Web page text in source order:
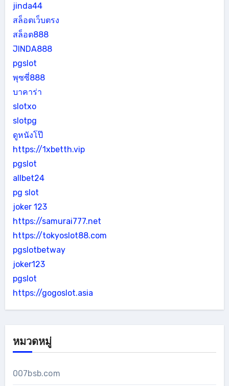
jinda44
สล็อตเว็บตรง
สล็อต888
JINDA888
pgslot
พุซซี่888
บาคาร่า
slotxo
slotpg
ดูหนังโป๊
https://1xbetth.vip
pgslot
allbet24
pg slot
joker 123
https://samurai777.net
https://tokyoslot88.com
pgslotbetway
joker123
pgslot
https://gogoslot.asia
หมวดหมู่
007bsb.com